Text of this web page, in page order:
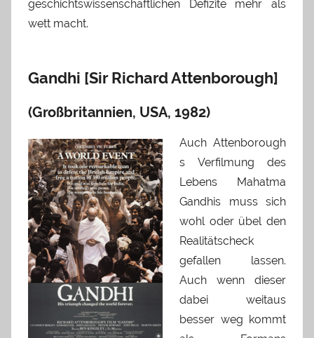
geschichtswissenschaftlichen Defizite mehr als
wett macht.
Gandhi [Sir Richard Attenborough]
(Großbritannien, USA, 1982)
Auch Attenborough
s Verfilmung des
Lebens Mahatma
Gandhis muss sich
wohl oder übel den
Realitätscheck
gefallen lassen.
Auch wenn dieser
dabei weitaus
besser weg kommt